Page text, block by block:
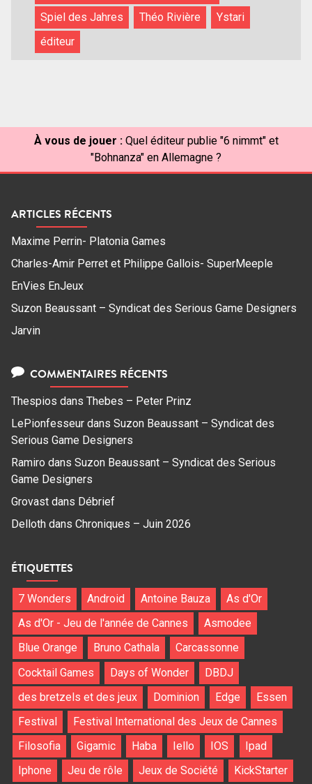
Spiel des Jahres
Théo Rivière
Ystari
éditeur
À vous de jouer : Quel éditeur publie "6 nimmt" et
"Bohnanza" en Allemagne ?
ARTICLES RÉCENTS
Maxime Perrin- Platonia Games
Charles-Amir Perret et Philippe Gallois- SuperMeeple
EnVies EnJeux
Suzon Beaussant – Syndicat des Serious Game Designers
Jarvin
COMMENTAIRES RÉCENTS
Thespios dans Thebes – Peter Prinz
LePionfesseur dans Suzon Beaussant – Syndicat des
Serious Game Designers
Ramiro dans Suzon Beaussant – Syndicat des Serious
Game Designers
Grovast dans Débrief
Delloth dans Chroniques – Juin 2026
ÉTIQUETTES
7 Wonders Android Antoine Bauza
As d'Or
As d'Or - Jeu de l'année de Cannes
Asmodee
Blue Orange
Bruno Cathala
Carcassonne
Cocktail Games
Days of Wonder
DBDJ
des bretzels et des jeux
Dominion Edge
Essen
Festival
Festival International des Jeux de Cannes
Filosofia
Gigamic Haba Iello IOS
Ipad
Iphone
Jeu de rôle Jeux de Société KickStarter